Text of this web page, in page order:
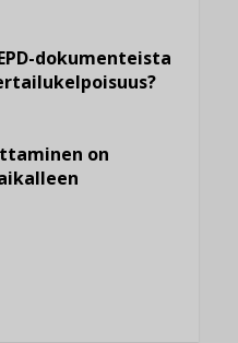
dokumenteista
on